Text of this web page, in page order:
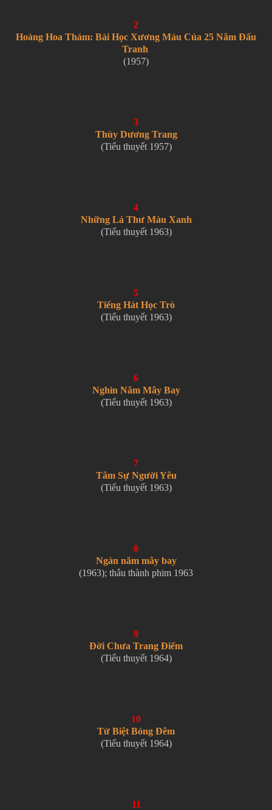
2
Hoàng Hoa Thám: Bài Học Xương Máu Của 25 Năm Đấu
Tranh
(1957)
3
Thùy Dương Trang
(Tiểu thuyết 1957)
4
Những Lá Thư Màu Xanh
(Tiểu thuyết 1963)
5
Tiếng Hát Học Trò
(Tiểu thuyết 1963)
6
Nghìn Năm Mây Bay
(Tiểu thuyết 1963)
7
Tâm Sự Người Yêu
(Tiểu thuyết 1963)
8
Ngàn năm mây bay
(1963); thâu thành phim 1963
9
Đời Chưa Trang Điểm
(Tiểu thuyết 1964)
10
Từ Biệt Bóng Đêm
(Tiểu thuyết 1964)
11